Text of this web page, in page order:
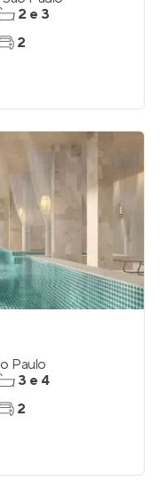
2 e 3
2
Paulo
3 e 4
2